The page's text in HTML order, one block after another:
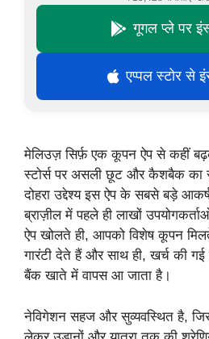
गूगल प्ले पर
एप्पल स्टोर से
मेलिउज़ सिर्फ़ एक कूपन ऐप से कहीं
स्टोर्स पर असली छूट और कैशबैक का
दोहरा उद्देश्य इस ऐप के सबसे बड़े
ब्राज़ील में पहले ही लाखों
ऐप खोलते ही, आपको विशेष कूपन
गारंटी देते हैं और साथ ही, खर्च की
बैंक खाते में वापस आ जाता है।
नेविगेशन सहज और सुव्यवस्थित है,